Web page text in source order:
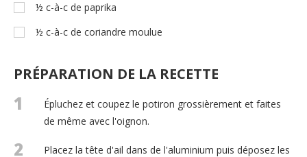
½ c-à-c de paprika
½ c-à-c de coriandre moulue
PRÉPARATION DE LA RECETTE
1
Épluchez et coupez le potiron grossièrement et faites
de même avec l'oignon.
2
Placez la tête d'ail dans de l'aluminium puis déposez les